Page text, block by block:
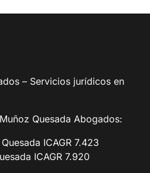
– Servicios jurídicos en
Quesada Abogados:
ICAGR 7.423
ICAGR 7.920